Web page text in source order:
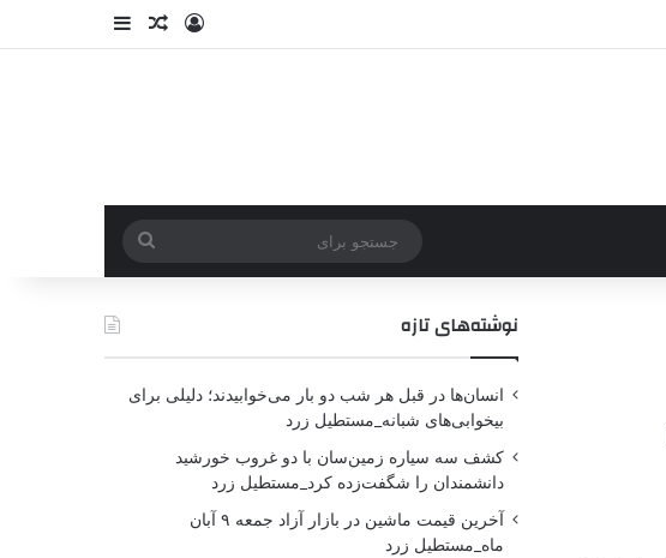
نوشته‌های تازه
انسان‌ها در قبل هر شب دو بار می‌خوابیدند؛ دلیلی برای
بیخوابی‌های شبانه_مستطیل زرد
کشف سه سیاره زمین‌سان با دو غروب خورشید
دانشمندان را شگفت‌زده کرد_مستطیل زرد
آخرین قیمت ماشین در بازار آزاد جمعه ۹ آبان
ماه_مستطیل زرد